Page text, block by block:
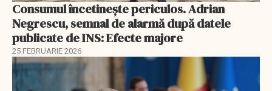
Consumul încetineşte periculos. Adrian
Negrescu, semnal de alarmă după datele
publicate de INS: Efecte majore
25 FEBRUARIE 2026